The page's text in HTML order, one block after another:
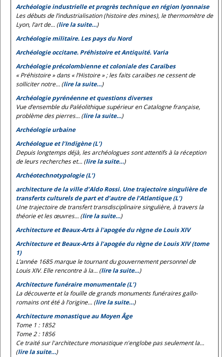
Archéologie industrielle et progrès technique en région lyonnaise
Les débuts de l’industrialisation (histoire des mines), le thermomètre de
Lyon, l’art de... (lire la suite…)
Archéologie militaire. Les pays du Nord
Archéologie occitane. Préhistoire et Antiquité. Varia
Archéologie précolombienne et coloniale des Caraïbes
« Préhistoire » dans « l’Histoire » ; les faits caraïbes ne cessent de
solliciter notre... (lire la suite…)
Archéologie pyrénéenne et questions diverses
Vue d’ensemble du Paléolithique supérieur en Catalogne française,
problème des pierres... (lire la suite…)
Archéologie urbaine
Archéologue et l’Indigène (L’)
Depuis longtemps déjà, les archéologues sont attentifs à la réception
de leurs recherches et... (lire la suite…)
Archéotechnotypologie (L’)
architecture de la ville d’Aldo Rossi. Une trajectoire singulière de
transferts culturels de part et d’autre de l’Atlantique (L’)
Une trajectoire de transfert transdisciplinaire singulière, à travers la
théorie et les œuvres... (lire la suite…)
Architecture et Beaux-Arts à l'apogée du règne de Louis XIV
Architecture et Beaux-Arts à l’apogée du règne de Louis XIV (tome
1)
L’année 1685 marque le tournant du gouvernement personnel de
Louis XIV. Elle rencontre à la... (lire la suite…)
Architecture funéraire monumentale (L’)
La découverte et la fouille de grands monuments funéraires gallo-
romains ont été à l’origine... (lire la suite…)
Architecture monastique au Moyen Âge
Tome 1 : 1852
Tome 2 : 1856
Ce traité sur l'architecture monastique n'englobe pas seulement la...
(lire la suite…)